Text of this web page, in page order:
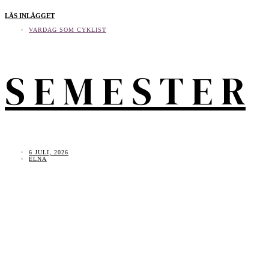
LÄS INLÄGGET
VARDAG SOM CYKLIST
S E M E S T E R
6 JULI, 2026
ELNA